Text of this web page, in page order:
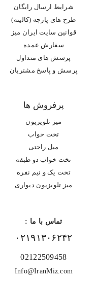
شرایط ارسال رایگان
طرح های پارچه (کالیته)
قوانین سایت ایران میز
سفارش عمده
پرسش های متداول
پرسش و پاسخ مشتریان
پرفروش ها
میز تلویزیون
تخت خواب
مبل راحتی
تخت خواب دو طبقه
تخت یک و نیم نفره
میز تلویزیون دیواری
تماس با ما :
۰۲۱۹۱۳۰۶۲۴۲
02122509458
Info@IranMiz.com